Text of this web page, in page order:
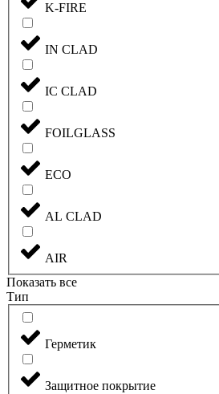
K-FIRE
IN CLAD
IC CLAD
FOILGLASS
ECO
AL CLAD
AIR
Показать все
Тип
Герметик
Защитное покрытие